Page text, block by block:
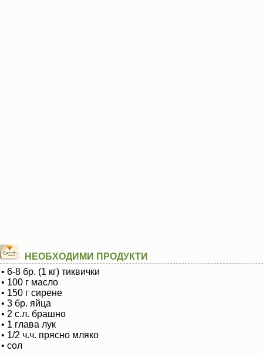
НЕОБХОДИМИ ПРОДУКТИ
• 6-8 бр. (1 кг) тиквички
• 100 г масло
• 150 г сирене
• 3 бр. яйца
• 2 с.л. брашно
• 1 глава лук
• 1/2 ч.ч. прясно мляко
• сол